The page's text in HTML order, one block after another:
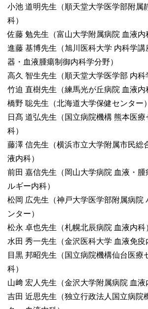
小池 道明先生（順天堂大学医学部附属
科）
佐藤 勉先生（富山大学附属病院 血液内
進藤 基博先生（旭川医科大学 内科学
器・血液腫瘍制御内科学分野）
高久 智生先生（順天堂大学医学部 内科
竹迫 直樹先生（練馬光が丘病院 血液内
橋野 聡先生（北海道大学保健センター）
日髙 道弘先生（国立病院機構 熊本医
科）
藤澤 信先生（横浜市立大学附属市民総
液内科）
前田 嘉信先生（岡山大学病院 血液・
ルギー内科）
松岡 広先生（神戸大学医学部附属病院
ンター）
松永 卓也先生（札幌北辰病院 血液内科）
水田 秀一先生（金沢医科大学 血液免疫
目黒 邦昭先生（国立病院機構仙台医療
科）
山﨑 宏人先生（金沢大学附属病院 血液
吉田 近思先生（独立行政法人国立病院